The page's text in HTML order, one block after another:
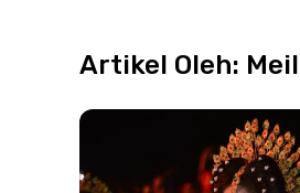
Artikel Oleh: